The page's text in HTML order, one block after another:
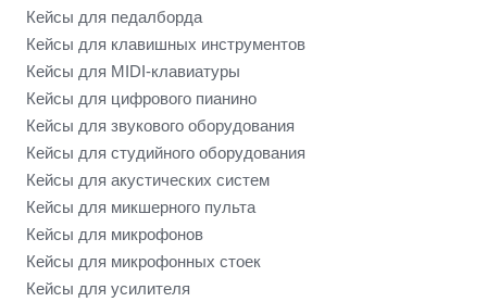
Кейсы для педалборда
Кейсы для клавишных инструментов
Кейсы для MIDI-клавиатуры
Кейсы для цифрового пианино
Кейсы для звукового оборудования
Кейсы для студийного оборудования
Кейсы для акустических систем
Кейсы для микшерного пульта
Кейсы для микрофонов
Кейсы для микрофонных стоек
Кейсы для усилителя